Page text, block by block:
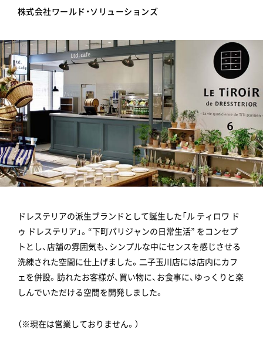
株式会社ワールド・ソリューションズ
ドレステリアの派生ブランドとして誕生した「ル ティロワ ド
ゥ ドレステリア」。“下町パリジャンの日常生活” をコンセプ
トとし、店舗の雰囲気も、シンプルな中にセンスを感じさせる
洗練された空間に仕上げました。二子玉川店には店内にカフ
ェを併設。訪れたお客様が、買い物に、お食事に、ゆっくりと楽
しんでいただける空間を開発しました。
（※現在は営業しておりません。）